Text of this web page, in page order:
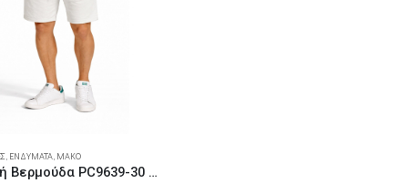
, ΕΝΔΎΜΑΤΑ, ΜΑΚΌ
Ανδρική Βερμούδα PC9639-30 Λευκή